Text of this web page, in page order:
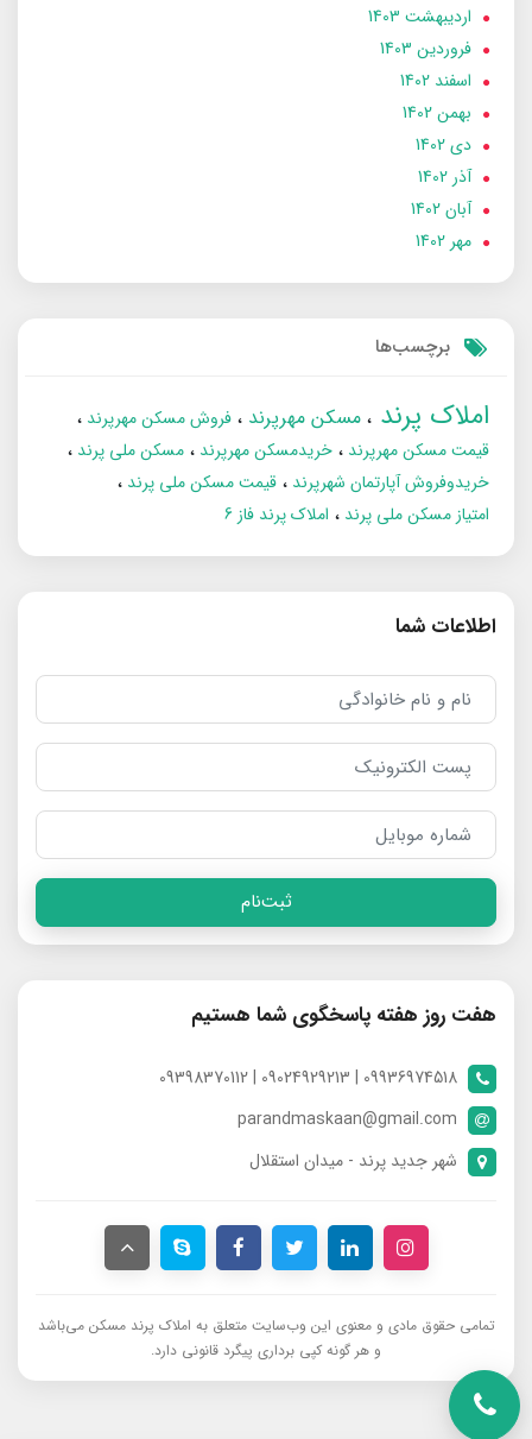
ارديبهشت 1403
فروردین 1403
اسفند 1402
بهمن 1402
دی 1402
آذر 1402
آبان 1402
مهر 1402
برچسب‌ها
املاک پرند مسکن مهرپرند
فروش مسکن مهرپرند
قیمت مسکن مهرپرند
خریدمسکن مهرپرند
مسکن ملی پرند
خریدوفروش آپارتمان شهرپرند
قیمت مسکن ملی پرند
امتیاز مسکن ملی پرند
املاک پرند فاز 6
اطلاعات شما
ثبت‌نام
هفت روز هفته پاسخگوی شما هستیم
09936974518 | 09024929213 | 09398370112
parandmaskaan@gmail.com
شهر جدید پرند - میدان استقلال
تمامی حقوق مادی و معنوی این وب‌سایت متعلق به املاک پرند مسکن می‌باشد
و هر گونه کپی برداری پیگرد قانونی دارد.